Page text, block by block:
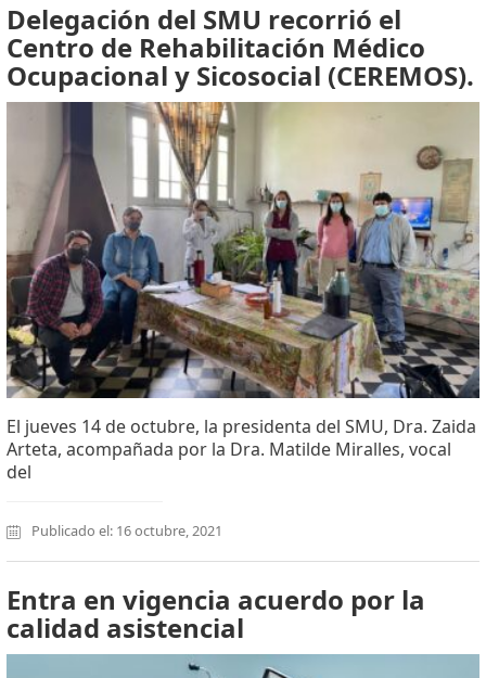
Delegación del SMU recorrió el
Centro de Rehabilitación Médico
Ocupacional y Sicosocial (CEREMOS).
El jueves 14 de octubre, la presidenta del SMU, Dra. Zaida
Arteta, acompañada por la Dra. Matilde Miralles, vocal
del
Publicado el: 16 octubre, 2021
Entra en vigencia acuerdo por la
calidad asistencial